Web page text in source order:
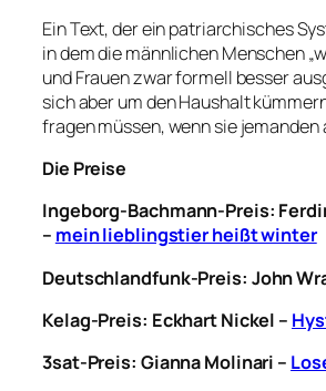
Ein Text, der ein patriarchisches
in dem die männlichen Menschen
und Frauen zwar formell besser
sich aber um den Haushalt
fragen müssen, wenn sie jemanden
Die Preise
Ingeborg-Bachmann-Preis:
– mein lieblingstier heißt winter
Deutschlandfunk-Preis: John
Kelag-Preis: Eckhart Nickel –
3sat-Preis: Gianna Molinari –